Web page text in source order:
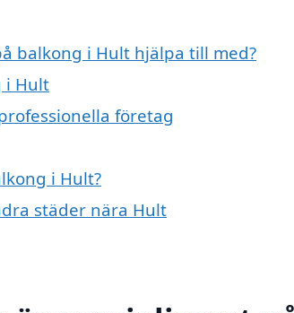
balkong i Hult hjälpa till med?
i Hult
företag
i Hult?
städer nära Hult